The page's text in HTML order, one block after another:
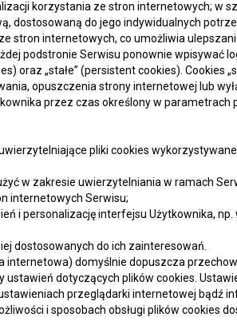
korzystania ze stron internetowych; w
dostosowaną do jego indywidualnych
stron internetowych, co umożliwia
podstronie Serwisu ponownie wpisywać
oraz „stałe” (persistent cookies). Cookies
opuszczenia strony internetowej lub
przez czas określony w parametrach
pliki cookies
w zakresie uwierzytelniania w ramach
internetowych Serwisu;
i personalizację interfejsu Użytkownika,
dostosowanych do ich zainteresowań.
domyślnie dopuszcza
dotyczących plików cookies.
przeglądarki internetowej bądź
i sposobach obsługi plików cookies